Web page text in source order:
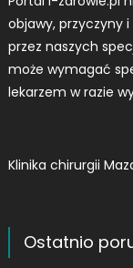
objawy, przyczyny
przez naszych
może wymagać
lekarzem w razie
Klinika chirurgii
Ostatnio